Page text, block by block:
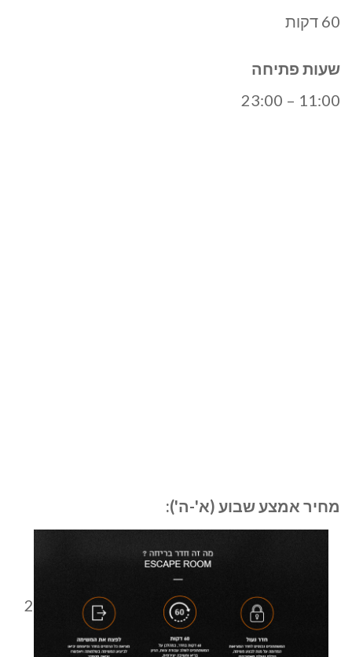
60 דקות
שעות פתיחה
11:00 – 23:00
מחיר אמצע שבוע (א'-ה'):
2